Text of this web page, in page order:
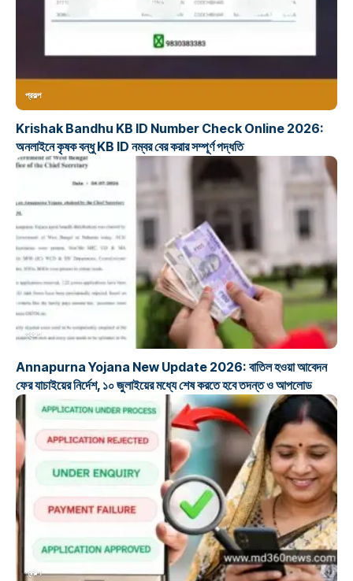
প্রকল্প
Krishak Bandhu KB ID Number Check Online 2026:
অনলাইনে কৃষক বন্ধু KB ID নম্বর বের করার সম্পূর্ণ পদ্ধতি
প্রকল্প
Annapurna Yojana New Update 2026: বাতিল হওয়া আবেদন
ফের যাচাইয়ের নির্দেশ, ১০ জুলাইয়ের মধ্যে শেষ করতে হবে তদন্ত ও আপলোড
প্রকল্প